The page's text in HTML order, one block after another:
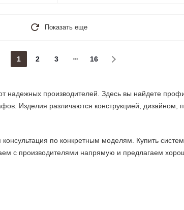
Показать еще
1 2 3 16
надежных производителей. Здесь вы найдете
Изделия различаются конструкцией, дизайном,
по конкретным моделям. Купить
с производителями напрямую и предлагаем